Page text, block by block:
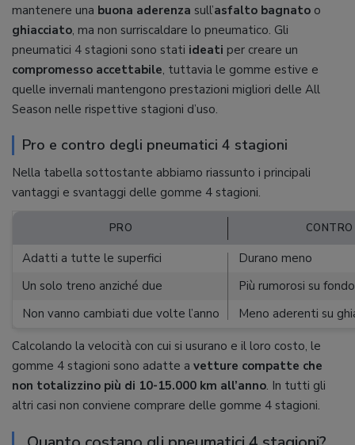
mantenere una buona aderenza sull’asfalto bagnato o
ghiacciato, ma non surriscaldare lo pneumatico. Gli
pneumatici 4 stagioni sono stati ideati per creare un
compromesso accettabile, tuttavia le gomme estive e
quelle invernali mantengono prestazioni migliori delle All
Season nelle rispettive stagioni d’uso.
Pro e contro degli pneumatici 4 stagioni
Nella tabella sottostante abbiamo riassunto i principali
vantaggi e svantaggi delle gomme 4 stagioni.
PRO CONTRO
Adatti a tutte le superfici
Durano meno
Un solo treno anziché due
Più rumorosi su
Non vanno cambiati due volte l’anno
Meno aderenti su
Calcolando la velocità con cui si usurano e il loro costo, le
gomme 4 stagioni sono adatte a vetture compatte che
non totalizzino più di 10-15.000 km all’anno. In tutti gli
altri casi non conviene comprare delle gomme 4 stagioni.